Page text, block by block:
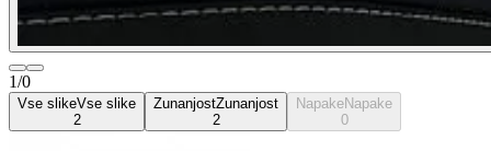
1/0
Vse slikeVse slike
2
ZunanjostZunanjost
2
NapakeNapake
0